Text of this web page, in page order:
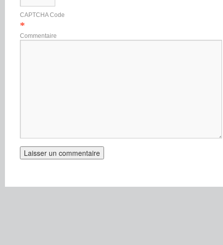
CAPTCHA Code
*
Commentaire